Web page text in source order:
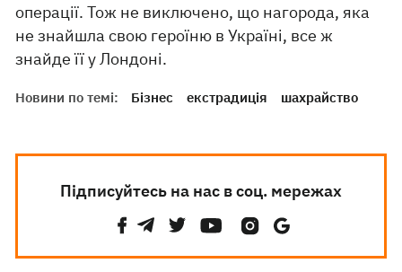
операції. Тож не виключено, що нагорода, яка
не знайшла свою героїню в Україні, все ж
знайде її у Лондоні.
Новини по темі: Бізнес екстрадиція шахрайство
Підписуйтесь на нас в соц. мережах